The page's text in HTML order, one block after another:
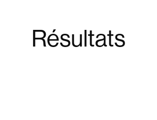
Résultats